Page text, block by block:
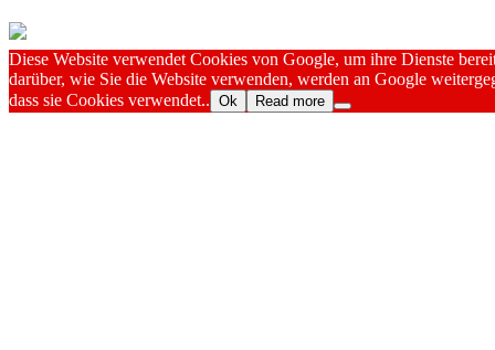
Diese Website verwendet Cookies von Google, um ihre Dienste
darüber, wie Sie die Website verwenden, werden an Google
dass sie Cookies verwendet.. Ok Read more